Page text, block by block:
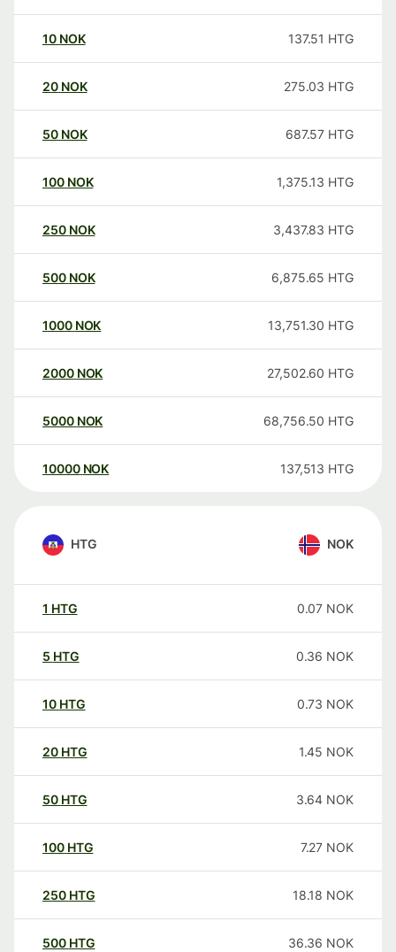
10 NOK 137.51 HTG
20 NOK 275.03 HTG
50 NOK 687.57 HTG
100 NOK 1,375.13 HTG
250 NOK 3,437.83 HTG
500 NOK 6,875.65 HTG
1000 NOK 13,751.30 HTG
2000 NOK 27,502.60 HTG
5000 NOK 68,756.50 HTG
10000 NOK 137,513 HTG
HTG NOK
1 HTG 0.07 NOK
5 HTG 0.36 NOK
10 HTG 0.73 NOK
20 HTG 1.45 NOK
50 HTG 3.64 NOK
100 HTG 7.27 NOK
250 HTG 18.18 NOK
500 HTG 36.36 NOK